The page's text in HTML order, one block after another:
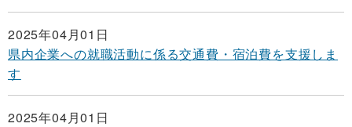
2025年04月01日
県内企業への就職活動に係る交通費・宿泊費を支援しま
す
2025年04月01日